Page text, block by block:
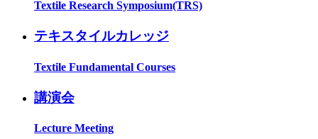
Textile Research Symposium(TRS)
テキスタイルカレッジ
Textile Fundamental Courses
講演会
Lecture Meeting